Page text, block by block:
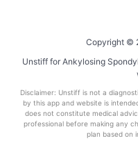
Copyright ©
Unstiff for Ankylosing
Disclaimer: Unstiff is not a
by this app and website is
does not constitute medical
professional before making any
plan based on